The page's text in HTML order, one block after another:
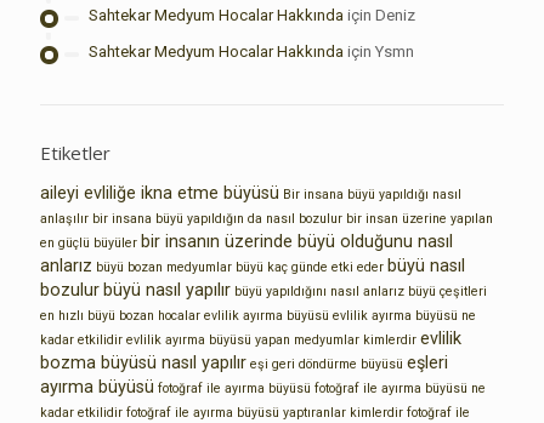
Sahtekar Medyum Hocalar Hakkında için Deniz
Sahtekar Medyum Hocalar Hakkında için Ysmn
Etiketler
aileyi evliliğe ikna etme büyüsü Bir insana büyü yapıldığı nasıl
anlaşılır bir insana büyü yapıldığın da nasıl bozulur bir insan üzerine yapılan
en güçlü büyüler bir insanın üzerinde büyü olduğunu nasıl
anlarız büyü bozan medyumlar büyü kaç günde etki eder büyü nasıl
bozulurbüyü nasıl yapılır büyü yapıldığını nasıl anlarız büyü çeşitleri
en hızlı büyü bozan hocalar evlilik ayırma büyüsü evlilik ayırma büyüsü ne
kadar etkilidir evlilik ayırma büyüsü yapan medyumlar kimlerdir evlilik
bozma büyüsü nasıl yapılır eşi geri döndürme büyüsü eşleri
ayırma büyüsü fotoğraf ile ayırma büyüsü fotoğraf ile ayırma büyüsü ne
kadar etkilidir fotoğraf ile ayırma büyüsü yaptıranlar kimlerdir fotoğraf ile